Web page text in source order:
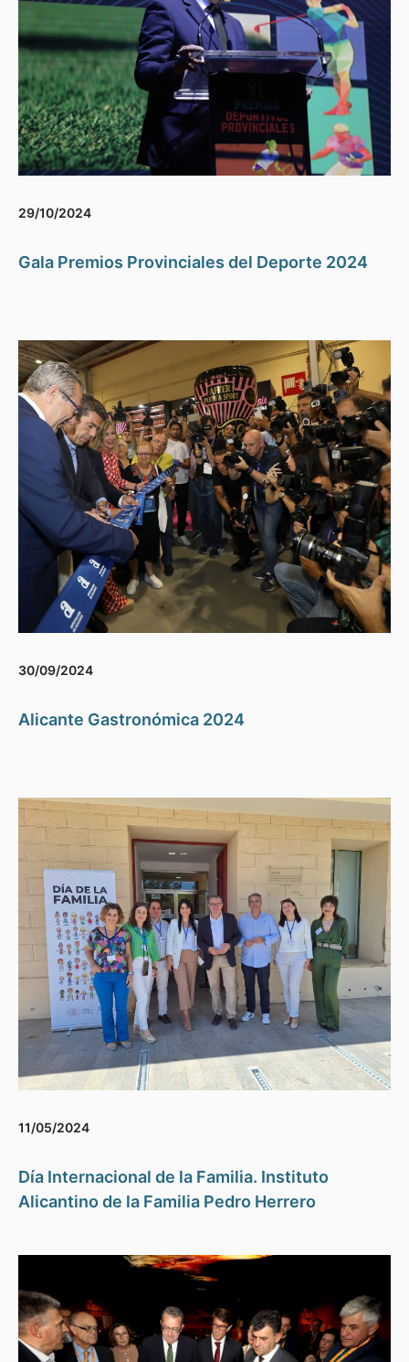
29/10/2024
Gala Premios Provinciales del Deporte 2024
30/09/2024
Alicante Gastronómica 2024
11/05/2024
Día Internacional de la Familia. Instituto
Alicantino de la Familia Pedro Herrero